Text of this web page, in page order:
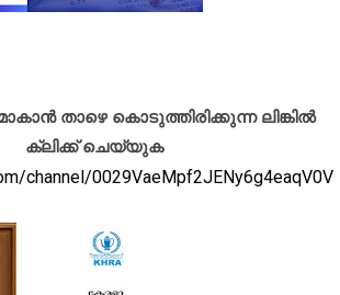
താഴെ കൊടുത്തിരിക്കുന്ന ലിങ്കിൽ
ക്ലിക്ക് ചെയ്യുക
channel/0029VaeMpf2JENy6g4eaqV0V